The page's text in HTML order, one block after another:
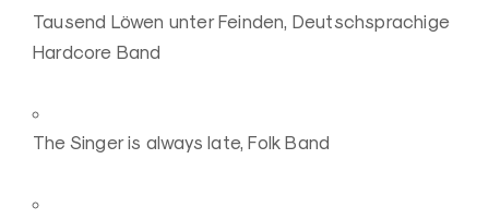
Tausend Löwen unter Feinden, Deutschsprachige
Hardcore Band
The Singer is always late, Folk Band